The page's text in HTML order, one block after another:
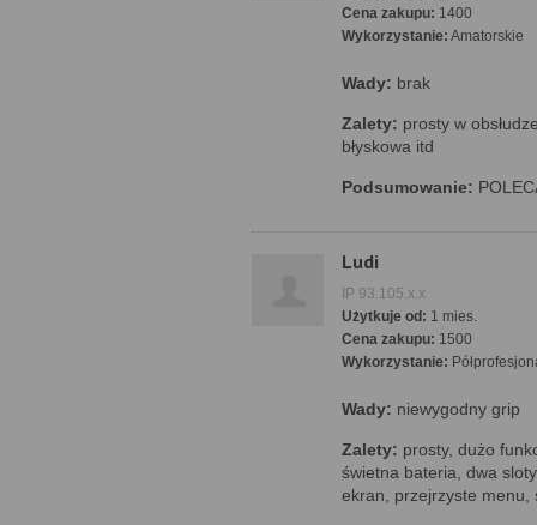
Cena zakupu: 1400
Wykorzystanie: Amatorskie
Wady: brak
Zalety: prosty w
błyskowa itd
Podsumowanie:
Ludi
IP 93.105.x.x
Użytkuje od: 1 mies.
Cena zakupu: 1500
Wykorzystanie:
Wady: niewygodny grip
Zalety: prosty, dużo
świetna bateria, dwa
ekran, przejrzyste menu,